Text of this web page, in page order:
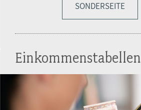
SONDERSEITE
Einkommenstabellen